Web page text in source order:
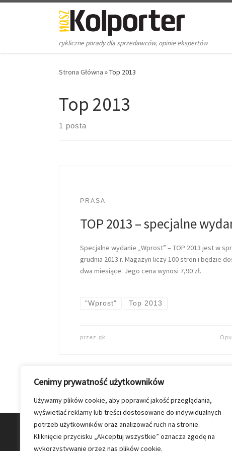
Cenimy prywatność użytkowników
Używamy plików cookie, aby poprawić jakość przeglądania,
wyświetlać reklamy lub treści dostosowane do indywidualnych
potrzeb użytkowników oraz analizować ruch na stronie.
Kliknięcie przycisku „Akceptuj wszystkie” oznacza zgodę na
wykorzystywanie przez nas plików cookie.
Skip to content
cykliczne porady dla sprzedawców, opinie ekspertów
Strona Główna »Top 2013
Top 2013
1 posta
PRASA
TOP 2013 – specjalne
Specjalne wydanie „Wprost” – TOP 2013 jest w
grudnia 2013 r. Magazyn liczy 100 stron i będzie
dwa miesiące. Jego cena wynosi 7,90 zł.
"Wprost" Top 2013
przez gk
© 2026 Nasz Kolporter – Wszelkie prawa zastrzezone